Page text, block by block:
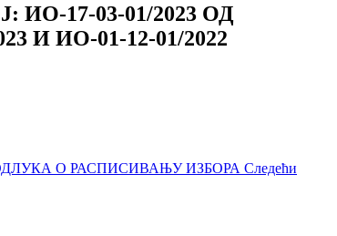
17-03-01/2023 ОД
И ИО-01-12-01/2022
ОДЛУКА О РАСПИСИВАЊУ ИЗБОРА Следећи